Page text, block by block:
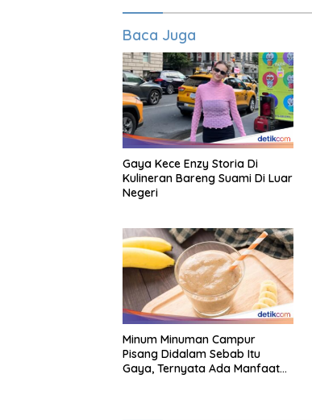
Baca Juga
Gaya Kece Enzy Storia Di
Kulineran Bareng Suami Di Luar
Negeri
Minum Minuman Campur
Pisang Didalam Sebab Itu
Gaya, Ternyata Ada Manfaat